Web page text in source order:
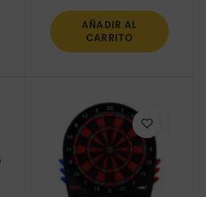
AÑADIR AL
CARRITO